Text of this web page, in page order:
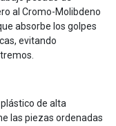
al Cromo-Molibdeno
absorbe los golpes
evitando
de alta
las piezas ordenadas